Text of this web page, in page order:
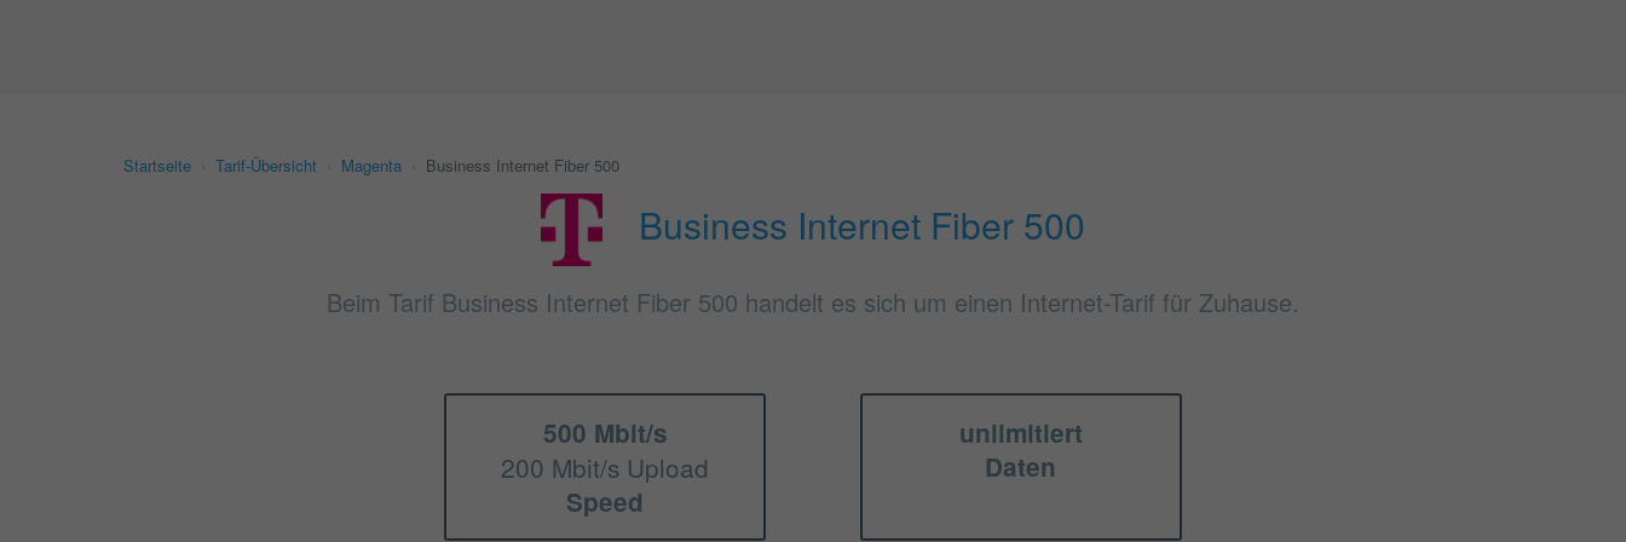
Startseite Tarif-Übersicht Magenta Business Internet Fiber 500
Business Internet Fiber 500
Beim Tarif Business Internet Fiber 500 handelt es sich um einen Internet-Tarif für Zuhause.
500 Mbit/s
200 Mbit/s Upload
Speed
unlimitiert
Daten